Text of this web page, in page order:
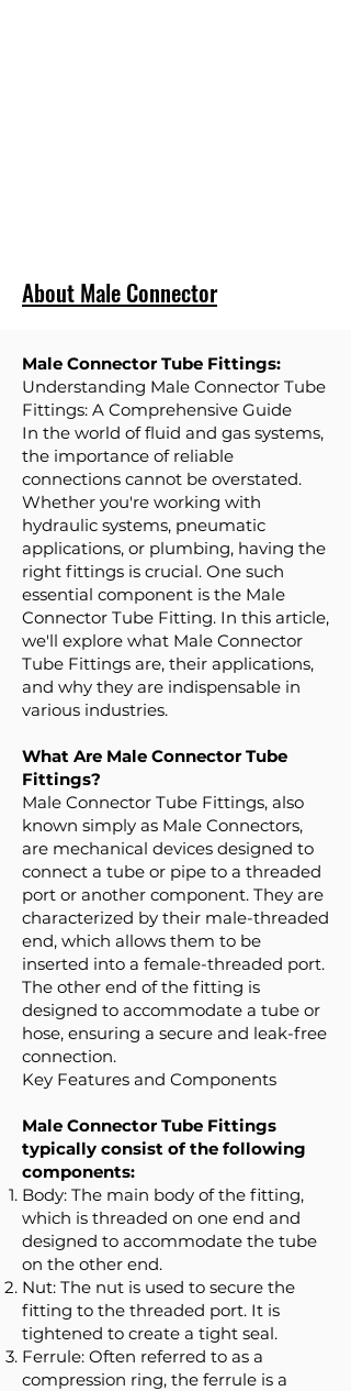
About Male Connector
Male Connector Tube Fittings:
Understanding Male Connector Tube
Fittings: A Comprehensive Guide
In the world of fluid and gas systems,
the importance of reliable
connections cannot be overstated.
Whether you're working with
hydraulic systems, pneumatic
applications, or plumbing, having the
right fittings is crucial. One such
essential component is the Male
Connector Tube Fitting. In this article,
we'll explore what Male Connector
Tube Fittings are, their applications,
and why they are indispensable in
various industries.
What Are Male Connector Tube
Fittings?
Male Connector Tube Fittings, also
known simply as Male Connectors,
are mechanical devices designed to
connect a tube or pipe to a threaded
port or another component. They are
characterized by their male-threaded
end, which allows them to be
inserted into a female-threaded port.
The other end of the fitting is
designed to accommodate a tube or
hose, ensuring a secure and leak-free
connection.
Key Features and Components
Male Connector Tube Fittings
typically consist of the following
components:
Body: The main body of the fitting,
which is threaded on one end and
designed to accommodate the tube
on the other end.
Nut: The nut is used to secure the
fitting to the threaded port. It is
tightened to create a tight seal.
Ferrule: Often referred to as a
compression ring, the ferrule is a